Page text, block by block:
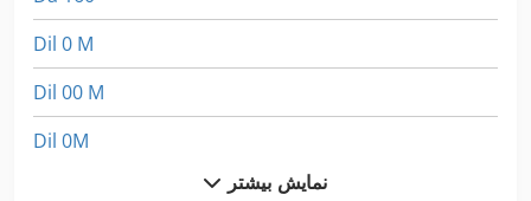
Dil 0 M
Dil 00 M
Dil 0M
نمایش بیشتر